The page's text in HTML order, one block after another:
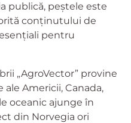
publică, peștele este
conținutului de
pentru
„AgroVector” provine
Americii, Canada,
oceanic ajunge în
din Norvegia ori